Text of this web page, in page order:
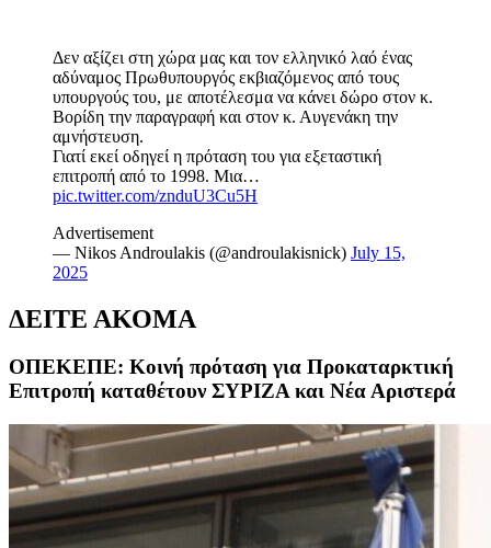
Δεν αξίζει στη χώρα μας και τον ελληνικό λαό ένας
αδύναμος Πρωθυπουργός εκβιαζόμενος από τους
υπουργούς του, με αποτέλεσμα να κάνει δώρο στον κ.
Βορίδη την παραγραφή και στον κ. Αυγενάκη την
αμνήστευση.
Γιατί εκεί οδηγεί η πρόταση του για εξεταστική
επιτροπή από το 1998. Μια…
pic.twitter.com/znduU3Cu5H
Advertisement
— Nikos Androulakis (@androulakisnick) July 15,
2025
ΔΕΙΤΕ ΑΚΟΜΑ
ΟΠΕΚΕΠΕ: Κοινή πρόταση για Προκαταρκτική
Επιτροπή καταθέτουν ΣΥΡΙΖΑ και Νέα Αριστερά